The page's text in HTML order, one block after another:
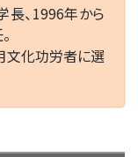
、1996年から
文化功労者に選